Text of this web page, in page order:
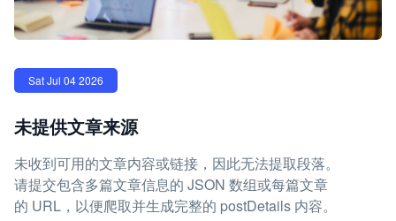
Sat Jul 04 2026
未提供文章来源
未收到可用的文章内容或链接，因此无法提取段落。
请提交包含多篇文章信息的 JSON 数组或每篇文章
的 URL，以便爬取并生成完整的 postDetails 内容。